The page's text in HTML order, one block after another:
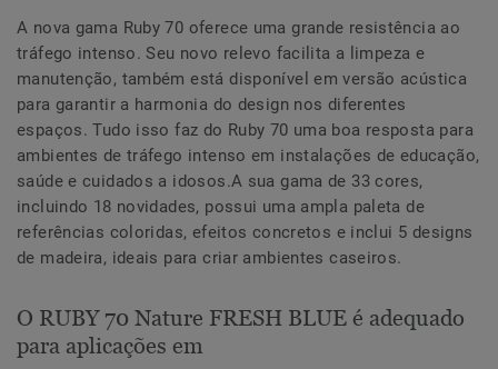
A nova gama Ruby 70 oferece uma grande resistência ao
tráfego intenso. Seu novo relevo facilita a limpeza e
manutenção, também está disponível em versão acústica
para garantir a harmonia do design nos diferentes
espaços. Tudo isso faz do Ruby 70 uma boa resposta para
ambientes de tráfego intenso em instalações de educação,
saúde e cuidados a idosos.A sua gama de 33 cores,
incluindo 18 novidades, possui uma ampla paleta de
referências coloridas, efeitos concretos e inclui 5 designs
de madeira, ideais para criar ambientes caseiros.
O RUBY 70 Nature FRESH BLUE é adequado
para aplicações em